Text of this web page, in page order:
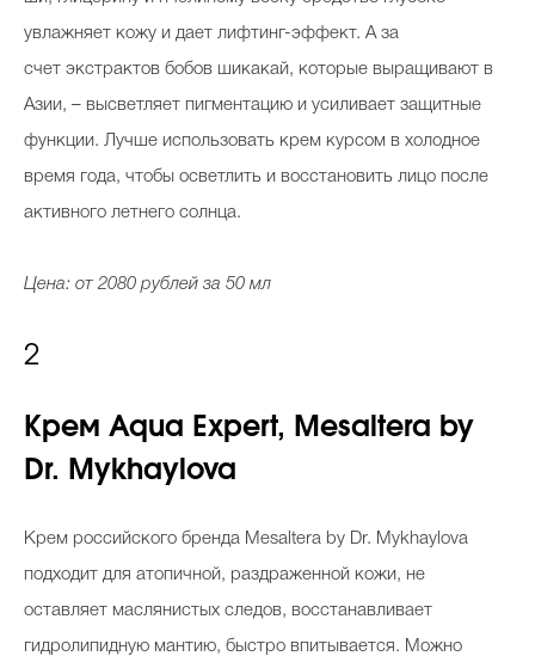
увлажняет кожу и дает лифтинг-эффект. А за
счет экстрактов бобов шикакай, которые выращивают в
Азии, – высветляет пигментацию и усиливает защитные
функции. Лучше использовать крем курсом в холодное
время года, чтобы осветлить и восстановить лицо после
активного летнего солнца.
Цена: от 2080 рублей за 50 мл
2
Крем Aqua Expert, Mesaltera by
Dr. Mykhaylova
Крем российского бренда Mesaltera by Dr. Mykhaylova
подходит для атопичной, раздраженной кожи, не
оставляет маслянистых следов, восстанавливает
гидролипидную мантию, быстро впитывается. Можно